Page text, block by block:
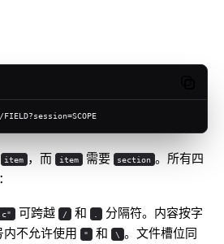
item ，而 item 需要 section 。所有四
可跨越 / 和
分隔符。内容按字
不允许使用
" 和 \ 。文件槽位同